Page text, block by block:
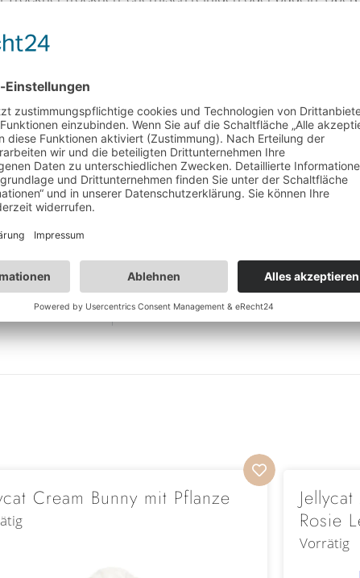
Kinderbett/Gitterbett liegen lassen. Geeignet ab Geburt.
Cream Bunny mit Pflanze
Rosie
Vorrätig